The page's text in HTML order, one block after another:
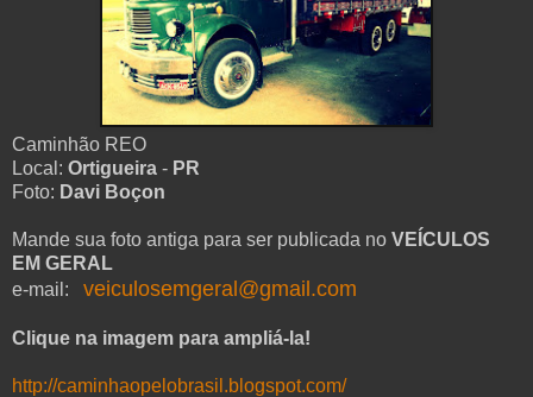
Caminhão REO
Local: Ortigueira - PR
Foto: Davi Boçon
Mande sua foto antiga para ser publicada no VEÍCULOS
EM GERAL
e-mail: veiculosemgeral@gmail.com
Clique na imagem para ampliá-la!
http://caminhaopelobrasil.blogspot.com/